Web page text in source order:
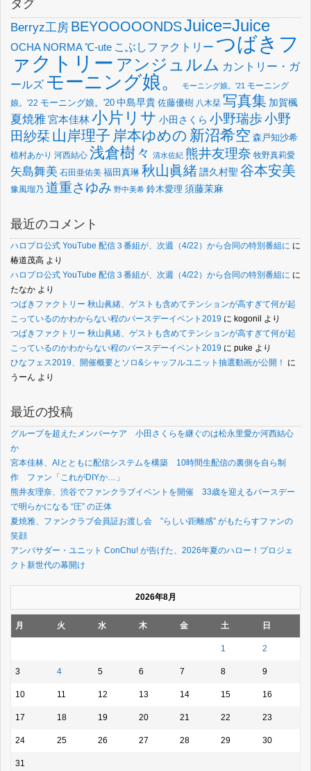
タグ
Berryz工房 BEYOOOOONDSJuice=Juice
OCHA NORMA℃-ute こぶしファクトリー つばきフ
ァクトリー アンジュルム カントリー・ガ
ールズ モーニング娘。 モーニング娘。'21 モーニング
娘。'22 モーニング娘。'20 中島早貴 佐藤優樹 八木栞 写真集 加賀楓
夏焼雅宮本佳林小片リサ 小田さくら 小野瑞歩小野
田紗栞 山岸理子 岸本ゆめの 新沼希空 森戸知沙希
植村あかり 河西結心 浅倉樹々 清水佐紀 熊井友理奈 牧野真莉愛
矢島舞美 石田亜佑美 福田真琳 秋山眞緒譜久村聖 谷本安美
豫風瑠乃 道重さゆみ 野中美希 鈴木愛理 須藤茉麻
最近のコメント
ハロプロ公式 YouTube 配信３番組が、次週（4/22）から合同の特別番組に に
椿道茂高 より
ハロプロ公式 YouTube 配信３番組が、次週（4/22）から合同の特別番組に に
たなか より
つばきファクトリー 秋山眞緒、ゲストも含めてテンションが高すぎて何が起
こっているのかわからない程のバースデーイベント2019 に kogonil より
つばきファクトリー 秋山眞緒、ゲストも含めてテンションが高すぎて何が起
こっているのかわからない程のバースデーイベント2019 に puke より
ひなフェス2019、開催概要とソロ&シャッフルユニット抽選動画が公開！
に
うーん より
最近の投稿
グループを超えたメンバーケア 小田さくらを継ぐのは松永里愛か河西結心
か
宮本佳林、AIとともに配信システムを構築 10時間生配信の裏側を自ら制
作 ファン「これがDIYか…」
熊井友理奈、渋谷でファンクラブイベントを開催 33歳を迎えるバースデー
で明らかになる “圧” の正体
夏焼雅、ファンクラブ会員証お渡し会 ”らしい距離感” がもたらすファンの
笑顔
アンバサダー・ユニット ConChu! が告げた、2026年夏のハロー！プロジェ
クト新世代の幕開け
2026年8月
月 火 水 木 金 土 日
1 2
3 4 5 6 7 8 9
10 11 12 13 14 15 16
17 18 19 20 21 22 23
24 25 26 27 28 29 30
31